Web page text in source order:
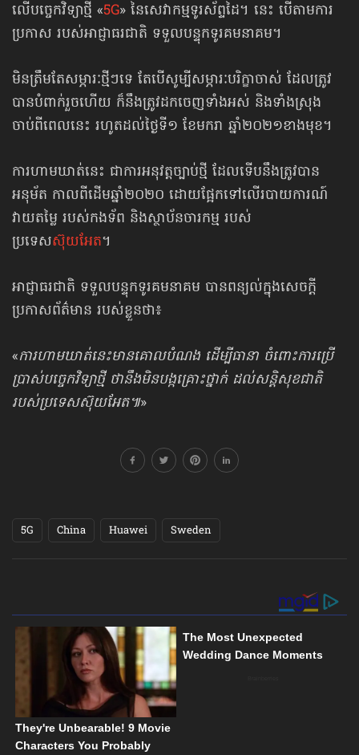
លើបច្ចេកវិទ្យាថ្មី «5G» នៃសេវាកម្មទូរស័ព្ទដៃ។ នេះ បើតាមការ
ប្រកាស របស់អាជ្ញាធរជាតិ ទទួលបន្ទុក​ទូរគមនាគម។
មិនត្រឹមតែសម្ភារៈថ្មីៗទេ តែបើសូម្បីសម្ភារៈបរិក្ខាចាស់ ដែលត្រូវ
បាន​បំពាក់រួចហើយ ក៏នឹងត្រូវដកចេញទាំងអស់ និងទាំងស្រុង
ចាប់ពីពេលនេះ រហូតដល់ថ្ងៃទី១ ខែមករា ឆ្នាំ២០២១ខាងមុខ។
ការហាមឃាត់នេះ ជាការអនុវត្តច្បាប់ថ្មី ដែលទើបនឹងត្រូវ​បាន
អនុម័ត កាលពី​ដើមឆ្នាំ​២០២០ ដោយផ្អែកទៅលើរបាយការណ៍
វាយតម្លៃ របស់កងទ័ព និងស្ថាប័នចារកម្ម របស់
ប្រទេសស៊ុយអែត។
អាជ្ញាធរជាតិ ទទួលបន្ទុក​ទូរគមនាគម បានពន្យល់​ក្នុងសេចក្ដី
ប្រកាស​ព័ត៌មាន របស់ខ្លួនថា៖
«ការហាមឃាត់នេះមានគោលបំណង ដើម្បីធានា ចំពោះការប្រើ
ប្រាស់​បច្ចេកវិទ្យាថ្មី ថានឹងមិនបង្កគ្រោះថ្នាក់ ដល់សន្តិសុខជាតិ
របស់ប្រទេសស៊ុយអែត៕»
5G China Huawei Sweden